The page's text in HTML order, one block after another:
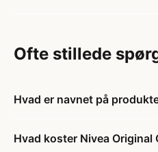
Ofte stillede
Hvad er navnet på
Hvad koster Nivea Original